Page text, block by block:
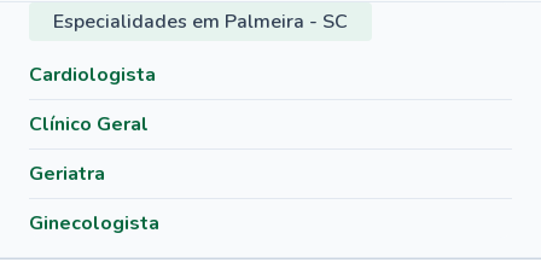
Especialidades em Palmeira - SC
Cardiologista
Clínico Geral
Geriatra
Ginecologista